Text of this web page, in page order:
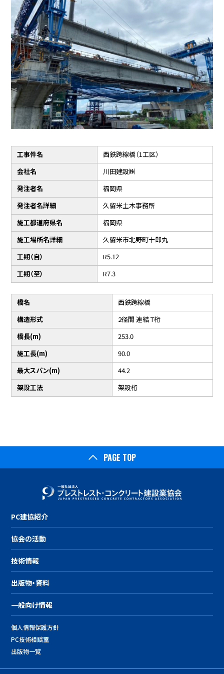
工事件名
西鉄跨線橋（1工区）
会社名
川田建設㈱
発注者名
福岡県
発注者名詳細
久留米土木事務所
施工都道府県名
福岡県
施工場所名詳細
久留米市北野町十郎丸
工期（自）
R5.12
工期（至）
R7.3
橋名
西鉄跨線橋
構造形式
2径間 連結 T桁
橋長(m)
253.0
施工長(m)
90.0
最大スパン(m)
44.2
架設工法
架設桁
PAGE TOP
PC建協紹介
協会の活動
技術情報
出版物・資料
一般向け情報
個人情報保護方針
PC技術相談室
出版物一覧